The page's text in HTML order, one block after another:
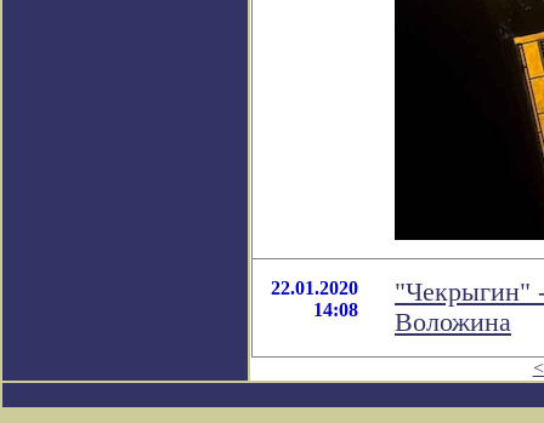
22.01.2020
14:08
"Чекрыгин"
Воложина